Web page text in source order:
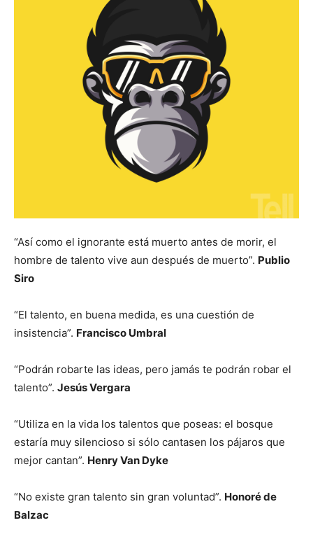
“Así como el ignorante está muerto antes de morir, el
hombre de talento vive aun después de muerto”. Publio
Siro
“El talento, en buena medida, es una cuestión de
insistencia”. Francisco Umbral
“Podrán robarte las ideas, pero jamás te podrán robar el
talento”. Jesús Vergara
“Utiliza en la vida los talentos que poseas: el bosque
estaría muy silencioso si sólo cantasen los pájaros que
mejor cantan”. Henry Van Dyke
“No existe gran talento sin gran voluntad”. Honoré de
Balzac